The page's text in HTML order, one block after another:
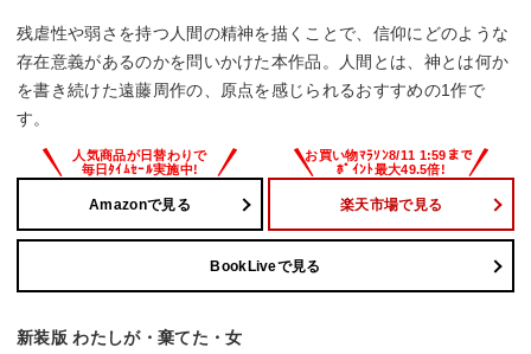
残虐性や弱さを持つ人間の精神を描くことで、信仰にどのような
存在意義があるのかを問いかけた本作品。人間とは、神とは何か
を書き続けた遠藤周作の、原点を感じられるおすすめの1作で
す。
Amazonで見る 楽天市場で見る
BookLiveで見る
新装版 わたしが・棄てた・女